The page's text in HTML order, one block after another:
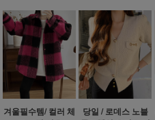
겨울필수템/ 컬러 체
당일 / 로데스 노블